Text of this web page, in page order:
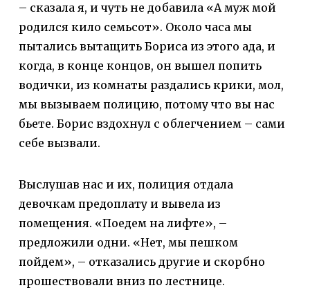
– сказала я, и чуть не добавила «А муж мой
родился кило семьсот». Около часа мы
пытались вытащить Бориса из этого ада, и
когда, в конце концов, он вышел попить
водички, из комнаты раздались крики, мол,
мы вызываем полицию, потому что вы нас
бьете. Борис вздохнул с облегчением – сами
себе вызвали.
Выслушав нас и их, полиция отдала
девочкам предоплату и вывела из
помещения. «Поедем на лифте», –
предложили одни. «Нет, мы пешком
пойдем», – отказались другие и скорбно
прошествовали вниз по лестнице.